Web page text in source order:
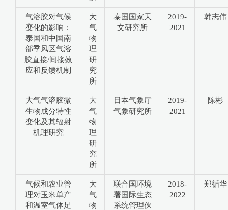
气溶胶对气候
变化的影响：
泰国和中国南
部季风区气溶
胶直接/间接效
应和反馈机制
大
气
物
理
研
究
所
泰国国家天
文研究所
2019-
2021
韩志伟
大气气溶胶微
生物成分特性
变化及其辐射
机理研究
大
气
物
理
研
究
所
日本气象厅
气象研究所
2019-
2021
陈彬
气候和农业管
理对玉米单产
和温室气体足
大
气
物
联合国环境
署国际生态
系统管理伙
2018-
2022
郑循华